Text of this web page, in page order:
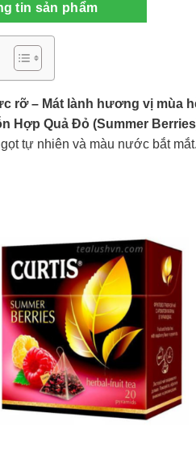
tin sản phẩm
rỡ – Mát lành hương vị mùa
Hợp Quả Đỏ (Summer
tự nhiên và màu nước bắt